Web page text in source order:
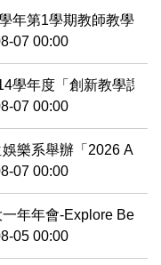
年第1學期教師教學知
07 00:00
學年度「創新教學課程
07 00:00
娛樂系舉辦「2026
07 00:00
年年會-Explore
05 00:00